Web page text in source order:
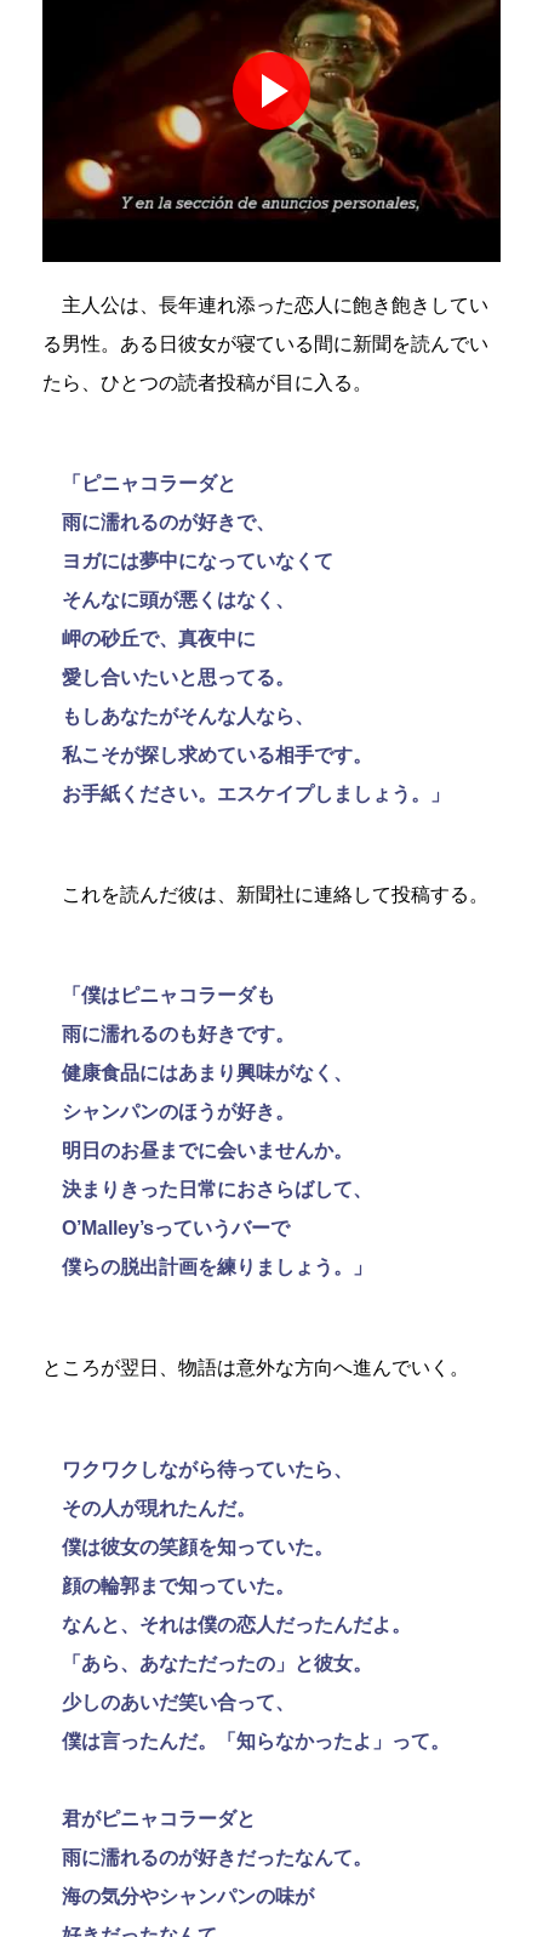
主人公は、長年連れ添った恋人に飽き飽きしてい
る男性。ある日彼女が寝ている間に新聞を読んでい
たら、ひとつの読者投稿が目に入る。
「ピニャコラーダと
雨に濡れるのが好きで、
ヨガには夢中になっていなくて
そんなに頭が悪くはなく、
岬の砂丘で、真夜中に
愛し合いたいと思ってる。
もしあなたがそんな人なら、
私こそが探し求めている相手です。
お手紙ください。エスケイプしましょう。」
これを読んだ彼は、新聞社に連絡して投稿する。
「僕はピニャコラーダも
雨に濡れるのも好きです。
健康食品にはあまり興味がなく、
シャンパンのほうが好き。
明日のお昼までに会いませんか。
決まりきった日常におさらばして、
O’Malley’sっていうバーで
僕らの脱出計画を練りましょう。」
ところが翌日、物語は意外な方向へ進んでいく。
ワクワクしながら待っていたら、
その人が現れたんだ。
僕は彼女の笑顔を知っていた。
顔の輪郭まで知っていた。
なんと、それは僕の恋人だったんだよ。
「あら、あなただったの」と彼女。
少しのあいだ笑い合って、
僕は言ったんだ。「知らなかったよ」って。
君がピニャコラーダと
雨に濡れるのが好きだったなんて。
海の気分やシャンパンの味が